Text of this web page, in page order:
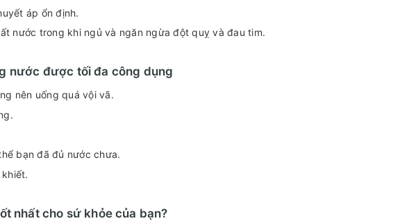
áp ổn định.
nước trong khi ngủ và ngăn ngừa đột quỵ và đau tim.
nước được tối đa công dụng
nên uống quá vội vã.
bạn đã đủ nước chưa.
nhất cho sứ khỏe của bạn?